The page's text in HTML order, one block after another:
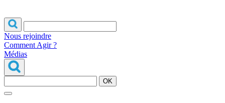
Nous rejoindre
Comment Agir ?
Médias
OK